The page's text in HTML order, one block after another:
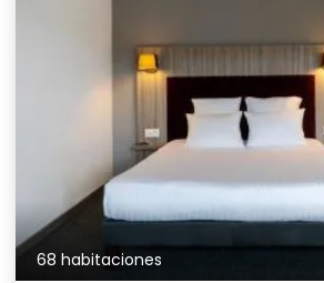
68 habitaciones